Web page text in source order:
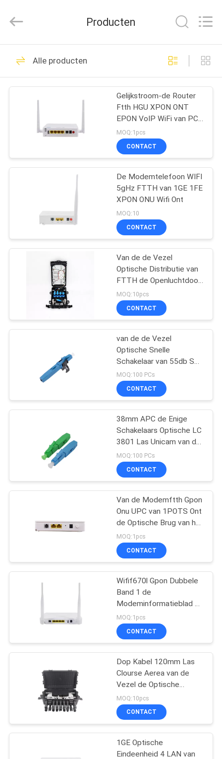
HUIS
PRODUCTEN
ONGEVEER
FABRIEKSREIS
KWALITEITSCONTROLE
CONTACTEER
ONS
NIEUWS
GEVALLEN
PRIVACY
Reserved.
gpon onu
53
XPON ONU
37
GPON OLT
33
vezel optische
snelle schakelaar
vezel optische plc
splitser
26
Doos van de vezel
de Optische
Distributie
24
Vezel Optische
Einddoos
Producten
Alle producten
Gelijkstroom-de Router
Ftth HGU XPON ONT
EPON VoIP WiFi van PC
3FE GPON ONU
MOQ:1pcs
CONTACT
De Modemtelefoon WIFI
5gHz FTTH van 1GE 1FE
XPON ONU Wifi Ont
MOQ:10
CONTACT
Van de de Vezel
Optische Distributie van
FTTH de Openluchtdoos
Waterdichte IP65
MOQ:10pcs
CONTACT
van de de Vezel
Optische Snelle
Schakelaar van 55db SM
UPC OS2 LC Las Unicam
MOQ:100 PCs
CONTACT
38mm APC de Enige
Schakelaars Optische LC
3801 Las Unicam van de
Wijzevezel
MOQ:100 PCs
CONTACT
Van de Modemftth Gpon
Onu UPC van 1POTS Ont
de Optische Brug van het
het Beëindigenhuis van
Sc Hoge
MOQ:1pcs
CONTACT
Wifif670l Gpon Dubbele
Band 1 de
Modeminformatieblad 2
Usb 2.4g van Pottenxpon
Ont
MOQ:1pcs
CONTACT
Dop Kabel 120mm Las
Clourse Aerea van de
Vezel de Optische
Gezamenlijke Doos FTTX
MOQ:10pcs
CONTACT
1GE Optische
Eindeenheid 4 LAN van